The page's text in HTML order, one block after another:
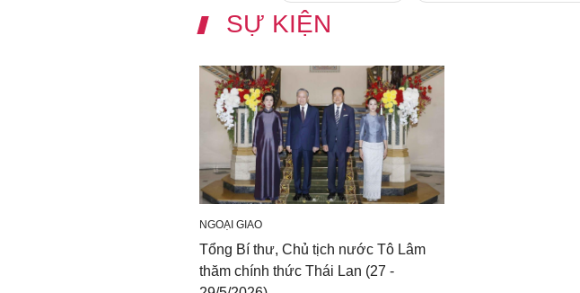
SỰ KIỆN
NGOẠI GIAO
Tổng Bí thư, Chủ tịch nước Tô Lâm
thăm chính thức Thái Lan (27 -